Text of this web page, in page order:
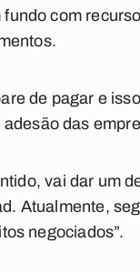
com
de pagar e
das
vai dar um
Atualmente,
negociados”.